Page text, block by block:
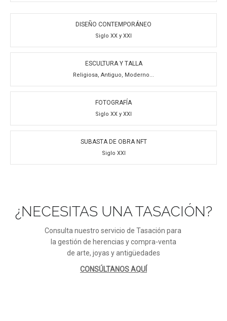
DISEÑO CONTEMPORÁNEO
Siglo XX y XXI
ESCULTURA Y TALLA
Religiosa, Antiguo, Moderno...
FOTOGRAFÍA
Siglo XX y XXI
SUBASTA DE OBRA NFT
Siglo XXI
¿NECESITAS UNA TASACIÓN?
Consulta nuestro servicio de Tasación para
la gestión de herencias y compra-venta
de arte, joyas y antigüedades
CONSÚLTANOS AQUÍ